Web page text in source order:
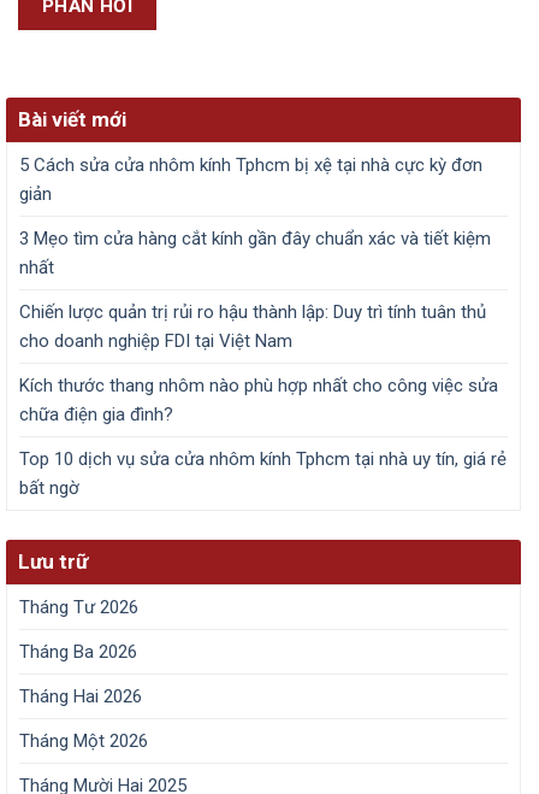
Bài viết mới
5 Cách sửa cửa nhôm kính Tphcm bị xệ tại nhà cực kỳ đơn
giản
3 Mẹo tìm cửa hàng cắt kính gần đây chuẩn xác và tiết kiệm
nhất
Chiến lược quản trị rủi ro hậu thành lập: Duy trì tính tuân thủ
cho doanh nghiệp FDI tại Việt Nam
Kích thước thang nhôm nào phù hợp nhất cho công việc sửa
chữa điện gia đình?
Top 10 dịch vụ sửa cửa nhôm kính Tphcm tại nhà uy tín, giá rẻ
bất ngờ
Lưu trữ
Tháng Tư 2026
Tháng Ba 2026
Tháng Hai 2026
Tháng Một 2026
Tháng Mười Hai 2025